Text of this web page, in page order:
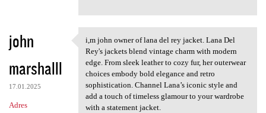
john
marshalll
17.01.2025
Adres
i,m john owner of lana del
i,m john owner of lana del rey jacket. Lana Del
Rey's jackets blend vintage charm with modern
edge. From sleek leather to cozy fur, her outerwear
choices embody bold elegance and retro
sophistication. Channel Lana’s iconic style and
add a touch of timeless glamour to your wardrobe
with a statement jacket.